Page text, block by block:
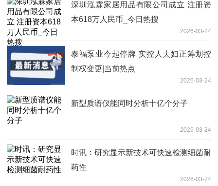
深圳泓霖家居用品有限公司成立 注册资
本618万人民币_今日热搜
2026-03-24
泰福泵业今起停牌 实控人夫妇正筹划控
制权变更|当前热点
2026-03-24
新型质谱仪能同时分析十亿个分子
2026-03-24
时讯：研究显示新技术可快速检测细菌耐
药性
2026-03-24